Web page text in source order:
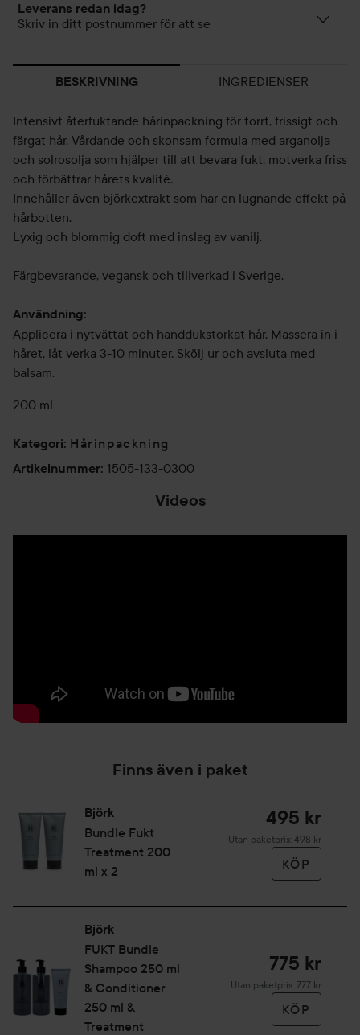
Leverans redan idag?
Skriv in ditt postnummer för att se
BESKRIVNING INGREDIENSER
Intensivt återfuktande hårinpackning för torrt, frissigt och
färgat hår. Vårdande och skonsam formula med arganolja
och solrosolja som hjälper till att bevara fukt, motverka friss
och förbättrar hårets kvalité.
Innehåller även björkextrakt som har en lugnande effekt på
hårbotten.
Lyxig och blommig doft med inslag av vanilj.
Färgbevarande, vegansk och tillverkad i Sverige.
Användning:
Applicera i nytvättat och handdukstorkat hår. Massera in i
håret, låt verka 3-10 minuter. Skölj ur och avsluta med
balsam.
200 ml
Kategori: Hårinpackning
Artikelnummer: 1505-133-0300
Videos
Finns även i paket
Björk
Bundle Fukt
Treatment 200
ml x 2
495 kr
Utan paketpris: 498 kr
KÖP
Björk
FUKT Bundle
Shampoo 250 ml
& Conditioner
250 ml &
Treatment
775 kr
Utan paketpris: 777 kr
KÖP